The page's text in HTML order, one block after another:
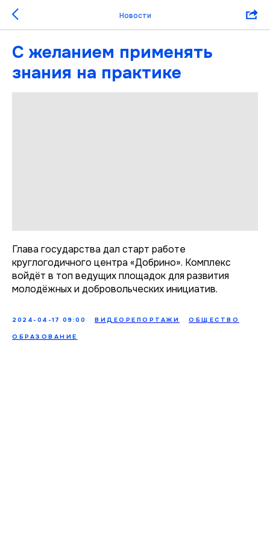
Новости
С желанием применять
знания на практике
Глава государства дал старт работе
круглогодичного центра «Добрино». Комплекс
войдёт в топ ведущих площадок для развития
молодёжных и добровольческих инициатив.
2024-04-17 09:00 ВИДЕОРЕПОРТАЖИ ОБЩЕСТВО
ОБРАЗОВАНИЕ